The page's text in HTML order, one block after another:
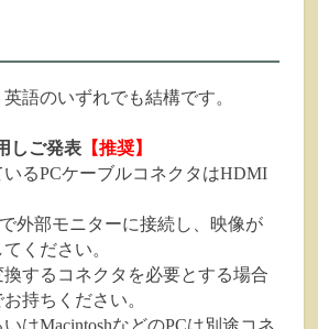
語のいずれでも結構です。
しご発表 【推奨】
いるPCケーブルコネクタはHDMI
部モニターに接続し、映像が
ください。
するコネクタを必要とする場合
持ちください。
いはMacintoshなどのPCは別途コネ